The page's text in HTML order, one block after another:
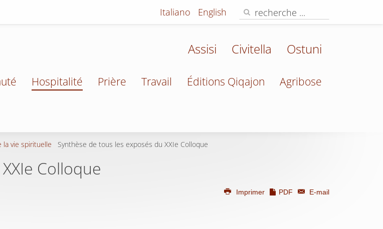
Italiano English
Assisi Civitella Ostuni
Hospitalité Prière Travail Éditions Qiqajon Agribose
la vie spirituelle Synthèse de tous les exposés du XXIe Colloque
Colloque
Imprimer PDF E-mail